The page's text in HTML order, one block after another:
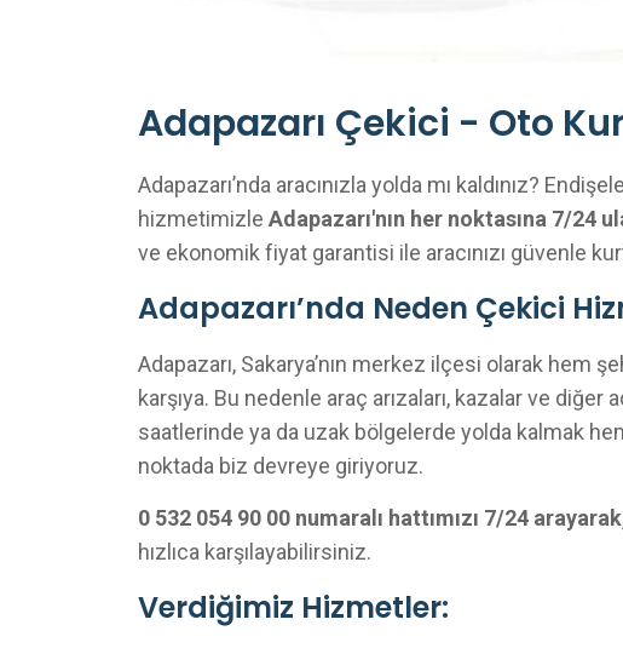
Adapazarı Çekici - Oto
Adapazarı’nda aracınızla yolda mı kaldınız?
hizmetimizle Adapazarı'nın her noktasına 7/24
ve ekonomik fiyat garantisi ile aracınızı güvenle
Adapazarı’nda Neden Çekici
Adapazarı, Sakarya’nın merkez ilçesi olarak hem
karşıya. Bu nedenle araç arızaları, kazalar ve
saatlerinde ya da uzak bölgelerde yolda kalmak
noktada biz devreye giriyoruz.
0 532 054 90 00 numaralı hattımızı 7/24
hızlıca karşılayabilirsiniz.
Verdiğimiz Hizmetler: